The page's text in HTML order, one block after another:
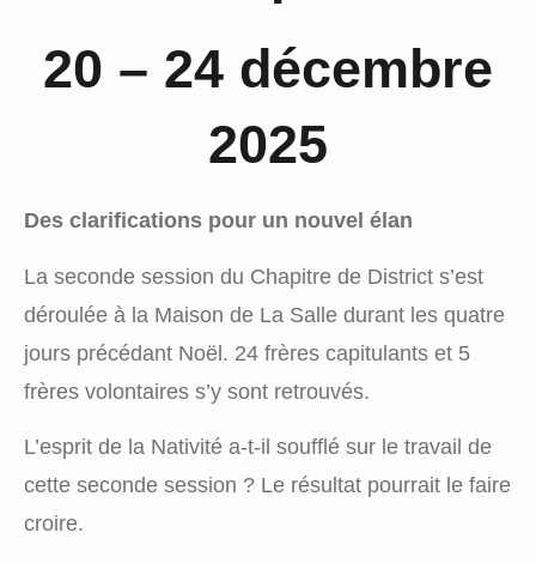
20 – 24 décembre
2025
Des clarifications pour un nouvel élan
La seconde session du Chapitre de District s’est
déroulée à la Maison de La Salle durant les quatre
jours précédant Noël. 24 frères capitulants et 5
frères volontaires s’y sont retrouvés.
L’esprit de la Nativité a-t-il soufflé sur le travail de
cette seconde session ? Le résultat pourrait le faire
croire.